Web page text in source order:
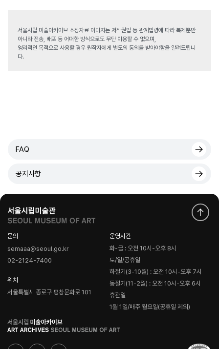
서울시립 미술아카이브 소장자료 이미지는 저작권법 등 관계법령에 따라 복제뿐만
아니라 전송, 배포 등 어떠한 방식으로도 무단 이용할 수 없으며,
영리적인 목적으로 사용할 경우 원작자에게 별도의 동의를 받아야함을 알려드립니
다.
FAQ
공지사항
문의
semaaa@seoul.go.kr
02-2124-7400
위치
서울특별시 종로구 평창문화로 101
운영시간
화-금 : 오전 10시-오후 8시
토/일/공휴일
하절기(3-10월) : 오전 10시-오후 7시
동절기(11-2월) : 오전 10시-오후 6시
휴관일
1월 1일/매주 월요일(공휴일 제외)
로
고